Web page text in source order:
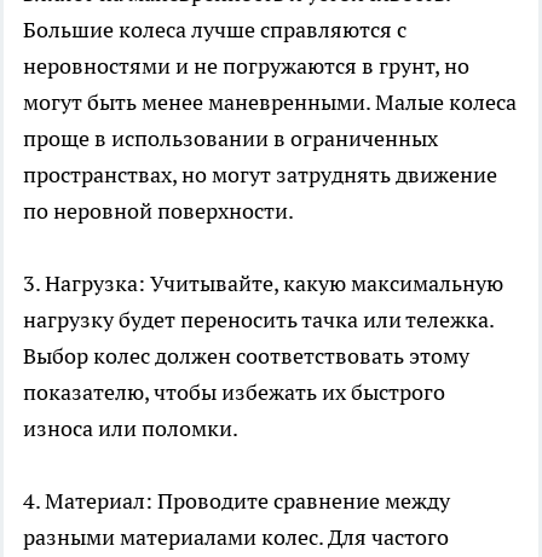
Большие колеса лучше справляются с
неровностями и не погружаются в грунт, но
могут быть менее маневренными. Малые колеса
проще в использовании в ограниченных
пространствах, но могут затруднять движение
по неровной поверхности.
3. Нагрузка: Учитывайте, какую максимальную
нагрузку будет переносить тачка или тележка.
Выбор колес должен соответствовать этому
показателю, чтобы избежать их быстрого
износа или поломки.
4. Материал: Проводите сравнение между
разными материалами колес. Для частого